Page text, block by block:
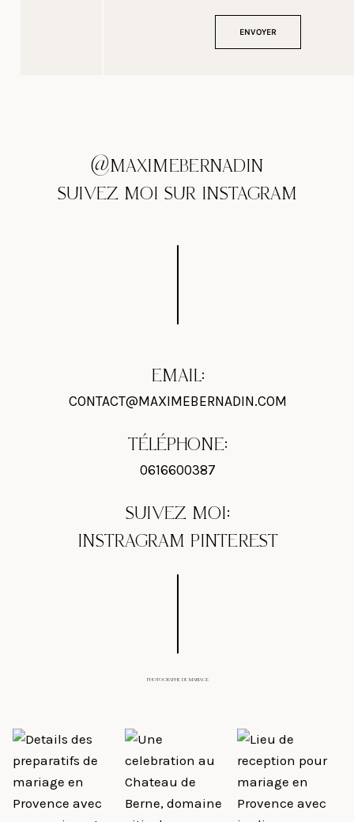
@MAXIMEBERNADIN
SUIVEZ MOI SUR INSTAGRAM
EMAIL:
CONTACT@MAXIMEBERNADIN.COM
TÉLÉPHONE:
0616600387
SUIVEZ MOI:
INSTRAGRAM PINTEREST
PHOTOGRAPHE DE MARIAGE